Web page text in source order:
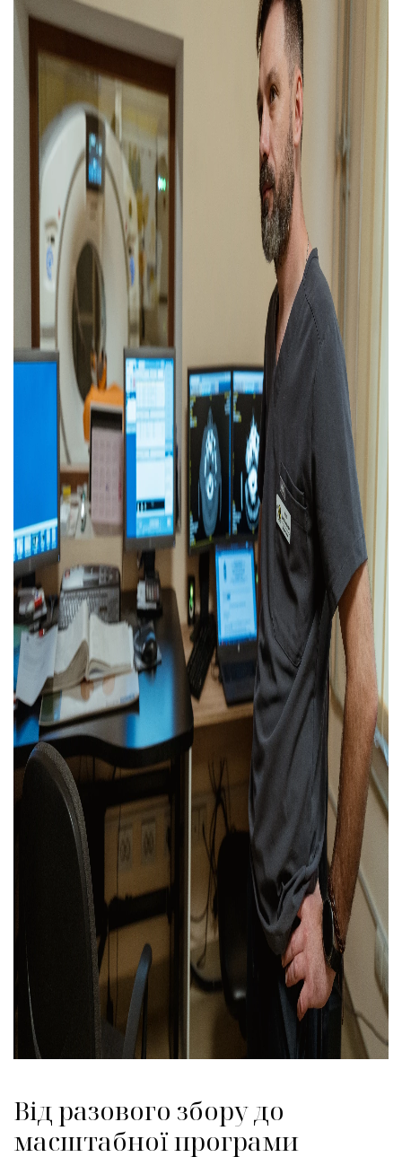
Від разового збору до
масштабної програми